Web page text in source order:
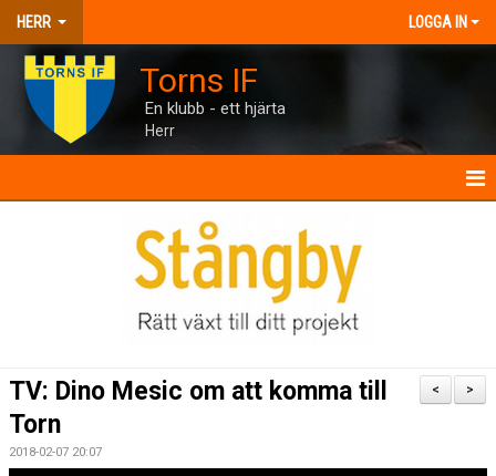
HERR LOGGA IN
Torns IF
En klubb - ett hjärta
Herr
TRUPPEN
BILDGALLERI
>
<
TV: Dino Mesic om att komma till
Torn
2018-02-07 20:07